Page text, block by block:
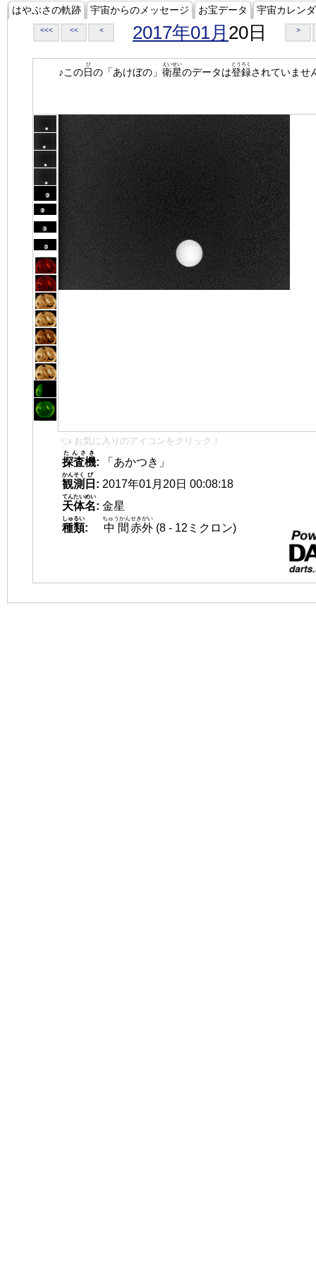
はやぶさの軌跡 宇宙からのメッセージ お宝データ 宇宙カレン
<<< << < 2017年01月 20日 >
♪この日
ひ
の「あけぼの」 衛星
えいせい
のデータは登録
とうろく
されていませ
👈 お気に入りのアイコンをクリック！
探査機
たんさき
:
「あかつき」
観測
かんそく
日
び
: 2017年01月20日 00:08:18
天体名
てんたいめい
: 金星
種類
しゅるい
: 中間
ちゅうかん
赤外
せきがい
(8 - 12ミクロン)